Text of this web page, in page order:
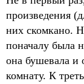
произведения
них скомкано.
поначалу была
она бушевала и
комнату. К